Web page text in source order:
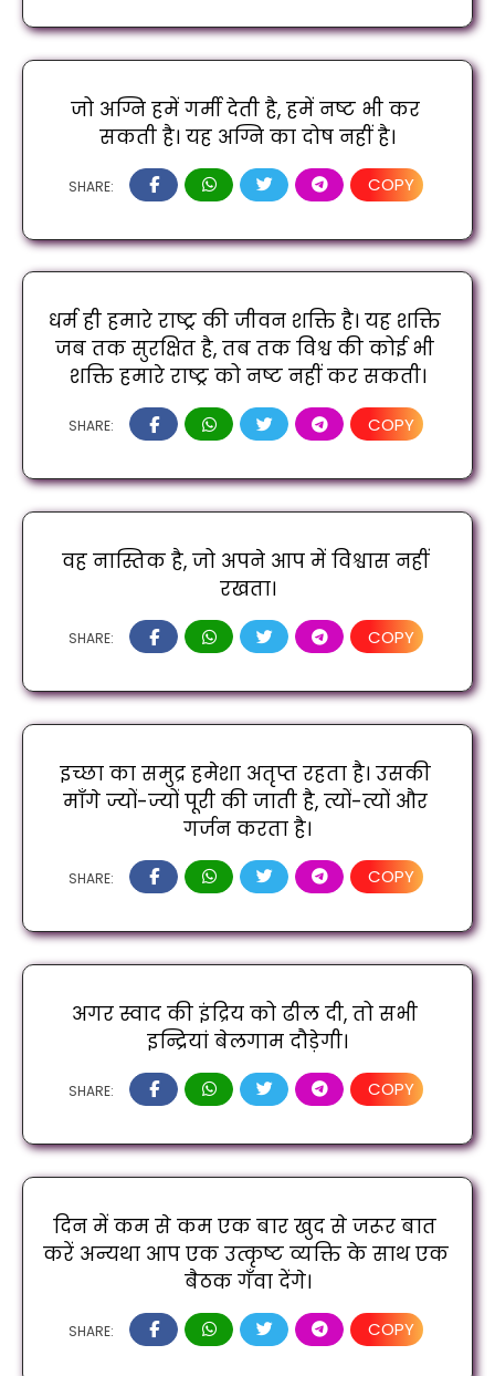
जो अग्नि हमें गर्मी देती है, हमें नष्ट भी कर
सकती है। यह अग्नि का दोष नहीं है।
SHARE: COPY
धर्म ही हमारे राष्ट्र की जीवन शक्ति है। यह शक्ति
जब तक सुरक्षित है, तब तक विश्व की कोई भी
शक्ति हमारे राष्ट्र को नष्ट नहीं कर सकती।
SHARE: COPY
वह नास्तिक है, जो अपने आप में विश्वास नहीं
रखता।
SHARE: COPY
इच्छा का समुद्र हमेशा अतृप्त रहता है। उसकी
माँगे ज्यों-ज्यों पूरी की जाती है, त्यों-त्यों और
गर्जन करता है।
SHARE: COPY
अगर स्वाद की इंद्रिय को ढील दी, तो सभी
इन्द्रियां बेलगाम दौड़ेगी।
SHARE: COPY
दिन में कम से कम एक बार खुद से जरूर बात
करें अन्यथा आप एक उत्कृष्ट व्यक्ति के साथ एक
बैठक गँवा देंगे।
SHARE: COPY